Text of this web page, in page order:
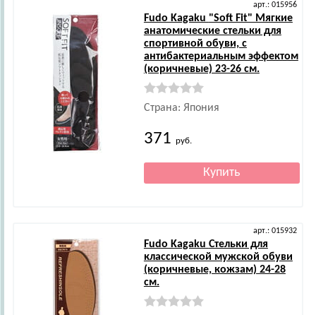
арт.: 015956
Fudo Kagaku "Soft Fit" Мягкие
анатомические стельки для
спортивной обуви, с
антибактериальным эффектом
(коричневые) 23-26 см.
Страна: Япония
371 руб.
арт.: 015932
Fudo Kagaku Стельки для
классической мужской обуви
(коричневые, кожзам) 24-28
см.